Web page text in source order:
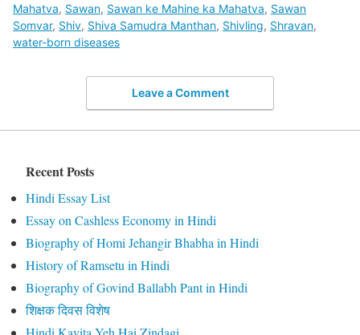
Mahatva, Sawan, Sawan ke Mahine ka Mahatva, Sawan
Somvar, Shiv, Shiva Samudra Manthan, Shivling, Shravan,
water-born diseases
Leave a Comment
Recent Posts
Hindi Essay List
Essay on Cashless Economy in Hindi
Biography of Homi Jehangir Bhabha in Hindi
History of Ramsetu in Hindi
Biography of Govind Ballabh Pant in Hindi
शिक्षक दिवस विशेष